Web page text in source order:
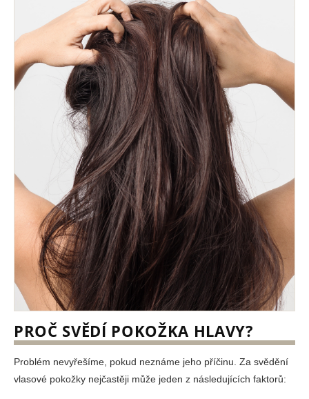
PROČ SVĚDÍ POKOŽKA HLAVY?
Problém nevyřešíme, pokud neznáme jeho příčinu. Za svědění
vlasové pokožky nejčastěji může jeden z následujících faktorů:
HLEDAT
r
u
e
m